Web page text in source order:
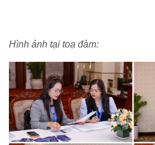
Hình ảnh tại toạ đàm: